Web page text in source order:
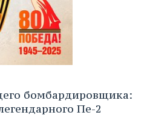
бомбардировщика:
Пе-2